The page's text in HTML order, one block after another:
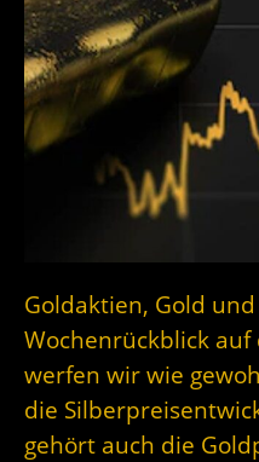
Goldaktien, Gold und
Wochenrückblick auf
werfen wir wie
die
gehört auch die